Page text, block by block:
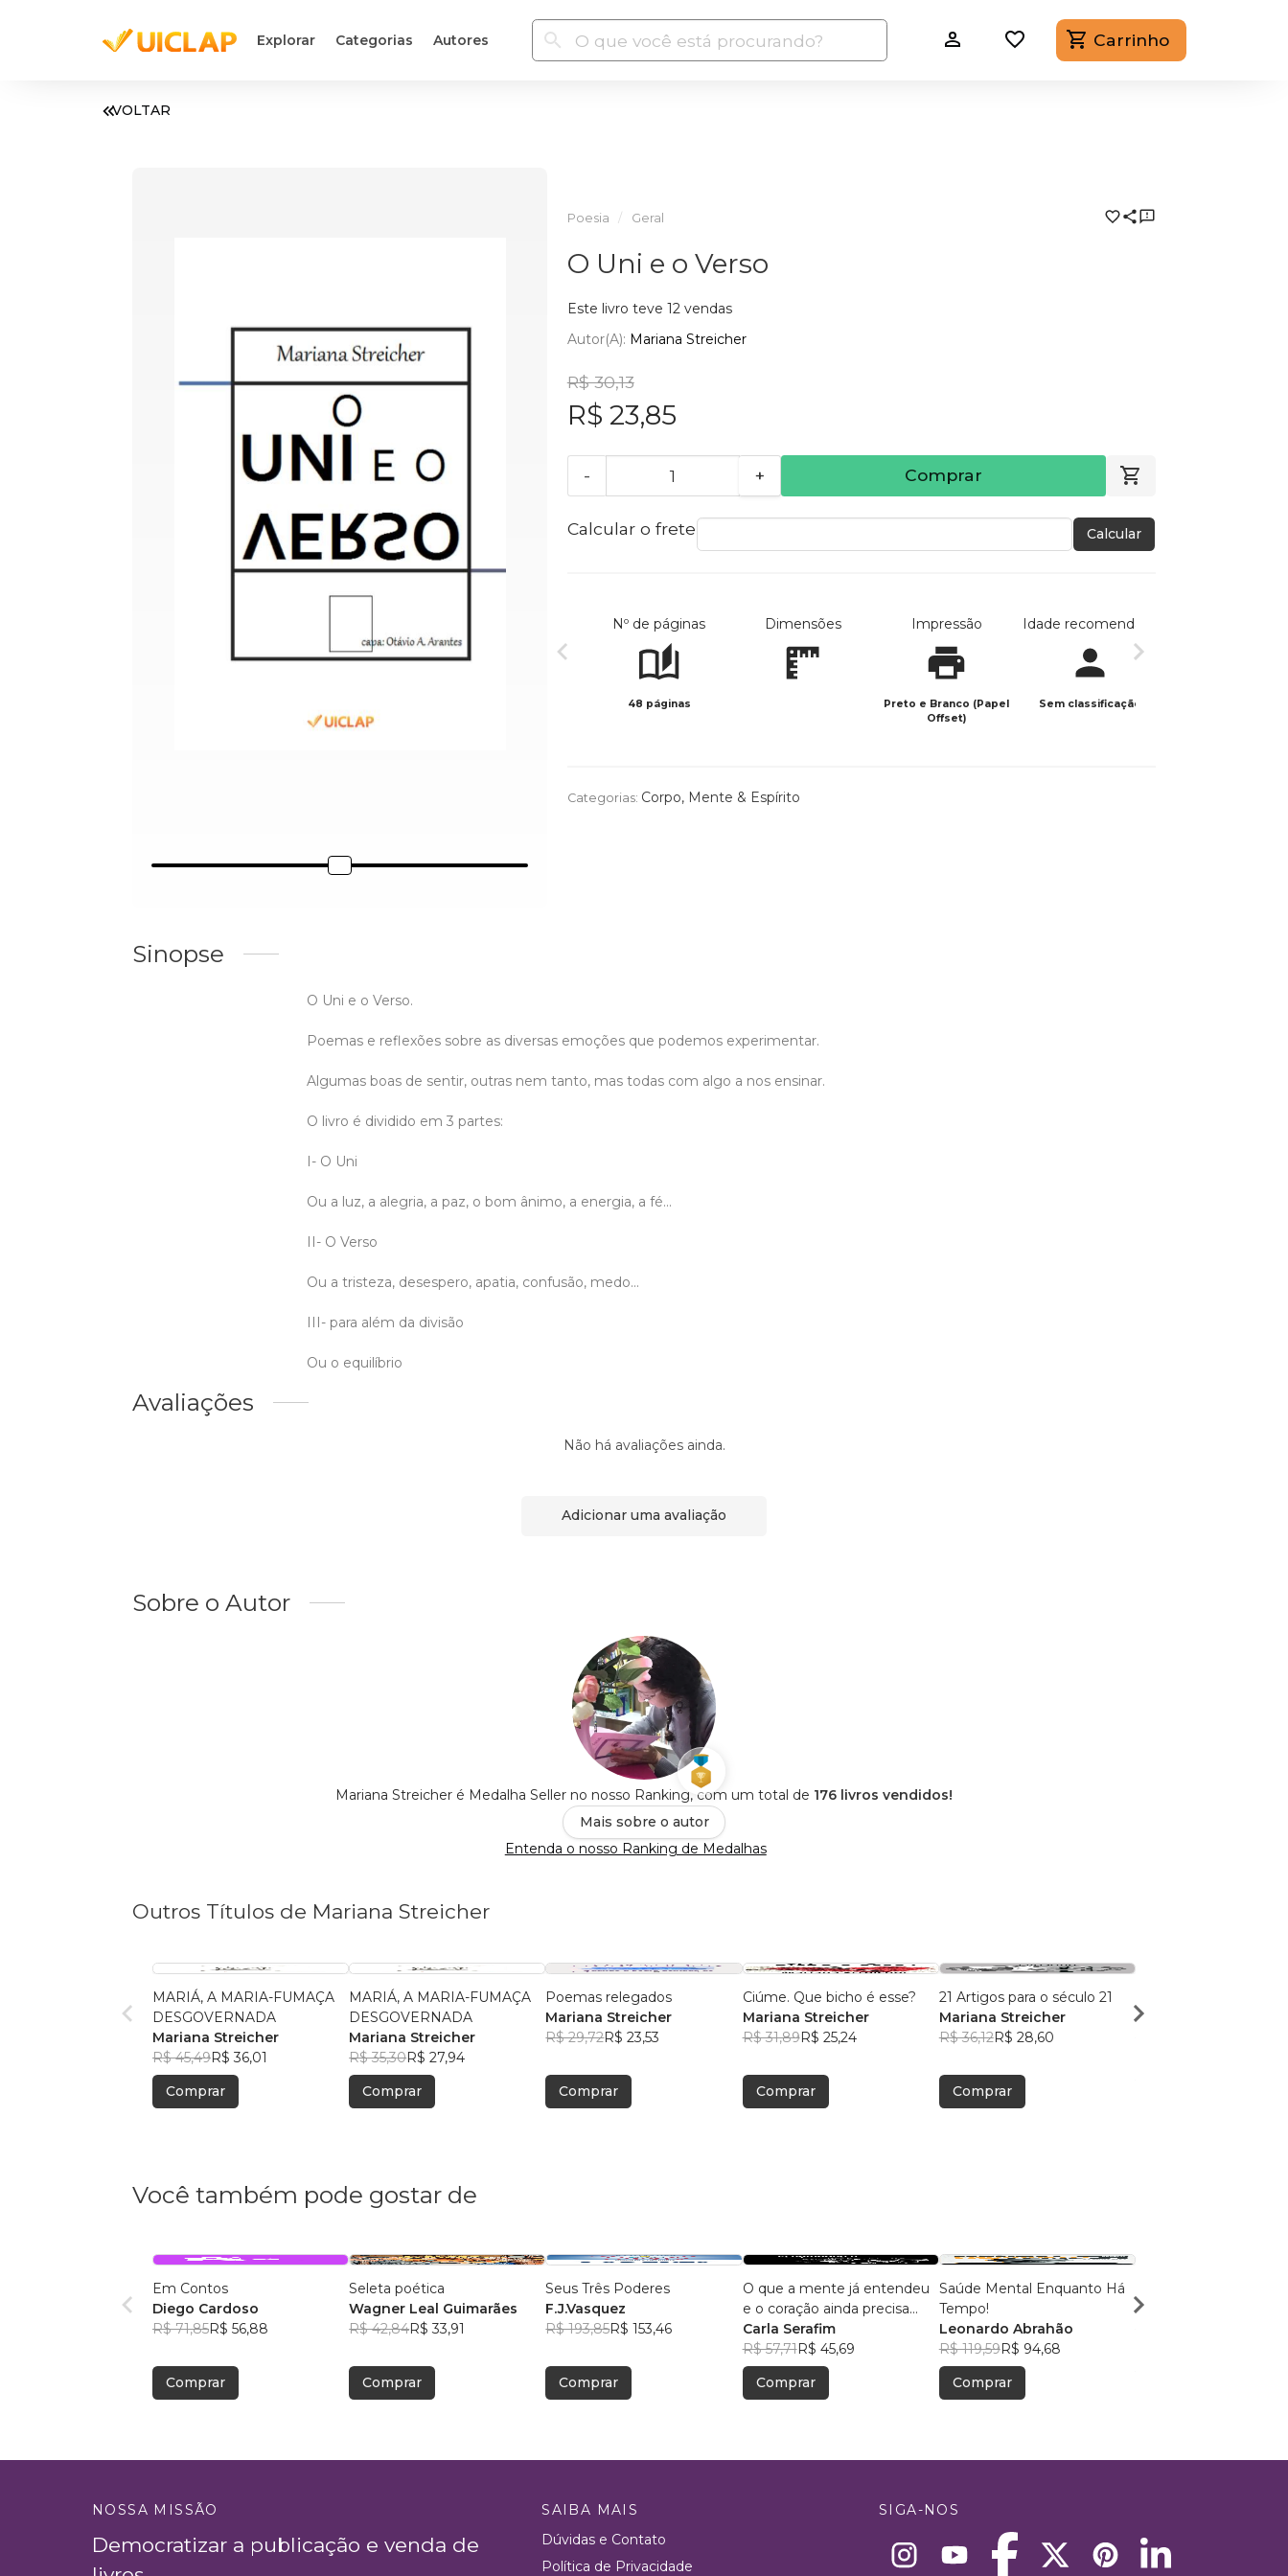
Explorar Categorias Autores Carrinho
VOLTAR
Poesia Geral
O Uni e o Verso
Este livro teve 12 vendas
Autor(a): Mariana Streicher
R$ 30,13
R$ 23,85
- + Comprar
Calcular o frete Calcular
Nº de páginas
48 páginas
Dimensões Impressão
Preto e Branco (Papel
Offset)
Idade recomendada
Sem classificação
Categorias: Corpo, Mente & Espírito
Sinopse
O Uni e o Verso.
Poemas e reflexões sobre as diversas emoções que podemos experimentar.
Algumas boas de sentir, outras nem tanto, mas todas com algo a nos ensinar.
O livro é dividido em 3 partes:
I- O Uni
Ou a luz, a alegria, a paz, o bom ânimo, a energia, a fé...
II- O Verso
Ou a tristeza, desespero, apatia, confusão, medo...
III- para além da divisão
Ou o equilíbrio
Avaliações
Não há avaliações ainda.
Adicionar uma avaliação
Sobre o Autor
Mariana Streicher é Medalha Seller no nosso Ranking, com um total de 176 livros vendidos!
Mais sobre o autor
Entenda o nosso Ranking de Medalhas
Outros Títulos de Mariana Streicher
MARIÁ, A MARIA-FUMAÇA
DESGOVERNADA
Mariana Streicher
R$ 45,49R$ 36,01
Comprar
MARIÁ, A MARIA-FUMAÇA
DESGOVERNADA
Mariana Streicher
R$ 35,30R$ 27,94
Comprar
Poemas relegados
Mariana Streicher
R$ 29,72R$ 23,53
Comprar
Ciúme. Que bicho é esse?
Mariana Streicher
R$ 31,89R$ 25,24
Comprar
21 Artigos para o século 21
Mariana Streicher
R$ 36,12R$ 28,60
Comprar
Mariana Streicher
Você também pode gostar de
Em Contos
Diego Cardoso
R$ 71,85R$ 56,88
Comprar
Seleta poética
Wagner Leal Guimarães
R$ 42,84R$ 33,91
Comprar
Seus Três Poderes
F.J.Vasquez
R$ 193,85R$ 153,46
Comprar
O que a mente já entendeu
e o coração ainda precisa
aceitar
Carla Serafim
R$ 57,71R$ 45,69
Comprar
Saúde Mental Enquanto Há
Tempo!
Leonardo Abrahão
R$ 119,59R$ 94,68
Comprar
Carmozina Inácia da
NOSSA MISSÃO
Democratizar a publicação e venda de
SAIBA MAIS
Dúvidas e Contato
Política de Privacidade
SIGA-NOS